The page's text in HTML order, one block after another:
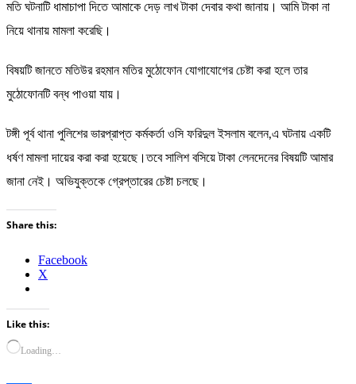
মতি ঘটনাটি ধামাচাপা দিতে আমাকে দেড় লাখ টাকা দেবার কথা জানায়। আমি টাকা না
নিয়ে থানায় মামলা করেছি।
বিষয়টি জানতে মতিউর রহমান মতির মুঠোফোন যোগাযোগের চেষ্টা করা হলে তার
মুঠোফোনটি বন্ধ পাওয়া যায়।
টঙ্গী পূর্ব থানা পুলিশের ভারপ্রাপ্ত কর্মকর্তা ওসি ফরিদুল ইসলাম বলেন,এ ঘটনায় একটি
ধর্ষণ মামলা দায়ের করা করা হয়েছে।তবে সালিশ বসিয়ে টাকা লেনদেনের বিষয়টি আমার
জানা নেই। অভিযুক্তকে গ্রেপ্তারের চেষ্টা চলছে।
Share this:
Facebook
X
Like this:
Loading…